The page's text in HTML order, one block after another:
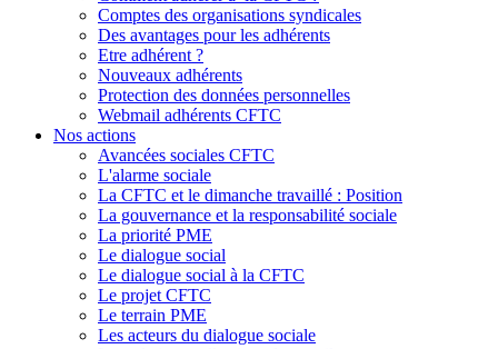
Comptes des organisations syndicales
Des avantages pour les adhérents
Etre adhérent ?
Nouveaux adhérents
Protection des données personnelles
Webmail adhérents CFTC
Nos actions
Avancées sociales CFTC
L'alarme sociale
La CFTC et le dimanche travaillé : Position
La gouvernance et la responsabilité sociale
La priorité PME
Le dialogue social
Le dialogue social à la CFTC
Le projet CFTC
Le terrain PME
Les acteurs du dialogue sociale